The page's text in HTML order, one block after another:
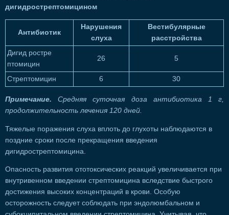
дигидрострептомицином
Антибиотик
Нарушения
слуха
Вестибулярные
расстройства
Дигид ростре
птомицин
26 5
Стрептомицин 6 30
Примечание. Средняя суточная доза антибиотика 1 г,
продолжительность лечения 120 дней.
Тяжелые поражения слуха вплоть до глухоты наблюдаются в
поздние сроки после прекращения введения
дигидрострептомицина.
Опасность развития ототоксических реакций увеличивается при
внутривенном введении стрептомицина вследствие быстрого
достижения высоких концентраций в крови. Особую
осторожность следует соблюдать при эндолюмбальном и